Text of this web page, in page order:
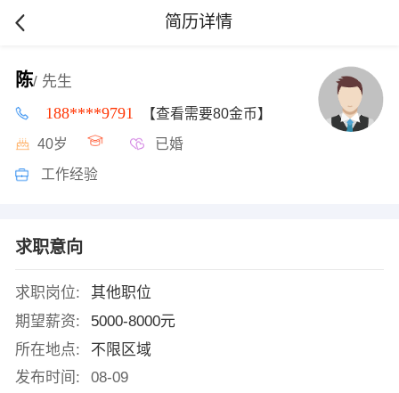
简历详情
陈/ 先生
188****9791 【查看需要80金币】
40岁 已婚
工作经验
求职意向
求职岗位:
其他职位
期望薪资:
5000-8000元
所在地点:
不限区域
发布时间:
08-09